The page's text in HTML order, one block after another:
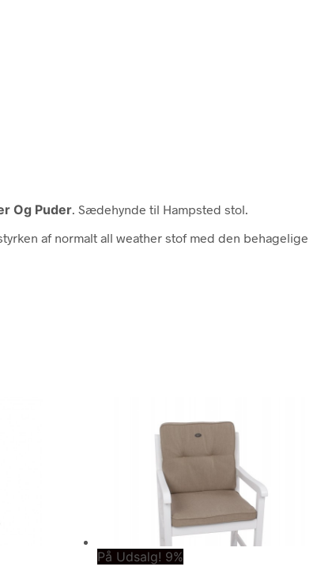
Og Puder . Sædehynde til Hampsted stol.
af normalt all weather stof med den behagelige
På Udsalg! 9%